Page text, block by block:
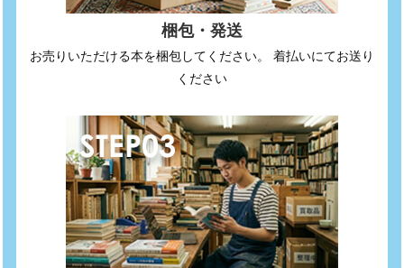
梱包・発送
お売りいただける本を梱包してください。 着払いにてお送り
ください